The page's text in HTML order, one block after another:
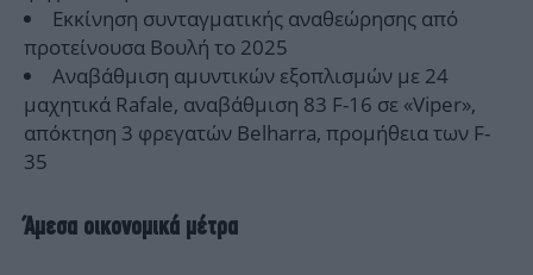
Εκκίνηση συνταγματικής αναθεώρησης από
προτείνουσα Βουλή το 2025
Αναβάθμιση αμυντικών εξοπλισμών με 24
μαχητικά Rafale, αναβάθμιση 83 F-16 σε «Viper»,
απόκτηση 3 φρεγατών Belharra, προμήθεια των F-
35
Άμεσα οικονομικά μέτρα